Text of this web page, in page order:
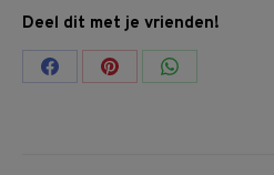
Deel dit met je vrienden!
Share Share Share